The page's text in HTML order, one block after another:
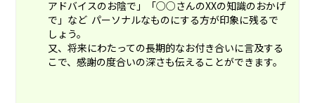
アドバイスのお陰で」「○○さんのXXの知識のおかげ
で」など パーソナルなものにする方が印象に残るで
しょう。
又、将来にわたっての長期的なお付き合いに言及する
こで、感謝の度合いの深さも伝えることができます。